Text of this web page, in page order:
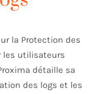
la Protection des
les utilisateurs
détaille sa
des logs et les